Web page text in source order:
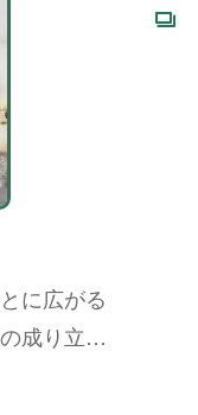
に広がる
成り立